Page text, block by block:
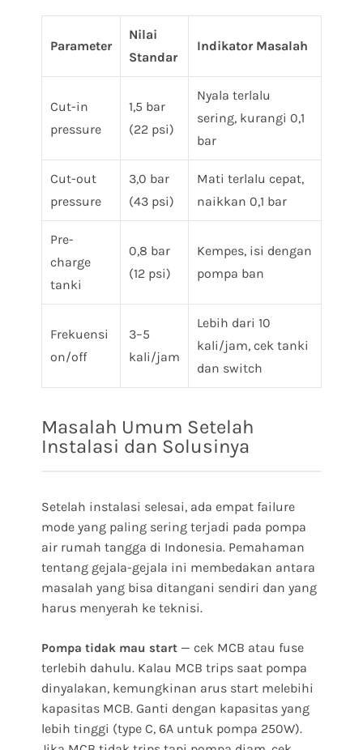
Parameter
Nilai
Standar
Indikator Masalah
Cut-in
pressure
1,5 bar
(22 psi)
Nyala terlalu
sering, kurangi 0,1
bar
Cut-out
pressure
3,0 bar
(43 psi)
Mati terlalu cepat,
naikkan 0,1 bar
Pre-
charge
tanki
0,8 bar
(12 psi)
Kempes, isi dengan
pompa ban
Frekuensi
on/off
3–5
kali/jam
Lebih dari 10
kali/jam, cek tanki
dan switch
Masalah Umum Setelah
Instalasi dan Solusinya
Setelah instalasi selesai, ada empat failure
mode yang paling sering terjadi pada pompa
air rumah tangga di Indonesia. Pemahaman
tentang gejala-gejala ini membedakan antara
masalah yang bisa ditangani sendiri dan yang
harus menyerah ke teknisi.
Pompa tidak mau start — cek MCB atau fuse
terlebih dahulu. Kalau MCB trips saat pompa
dinyalakan, kemungkinan arus start melebihi
kapasitas MCB. Ganti dengan kapasitas yang
lebih tinggi (type C, 6A untuk pompa 250W).